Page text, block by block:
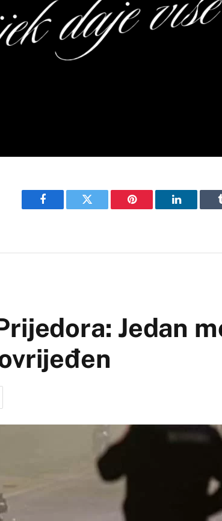
Facebook Twitter Pinterest LinkedIn
Jedan